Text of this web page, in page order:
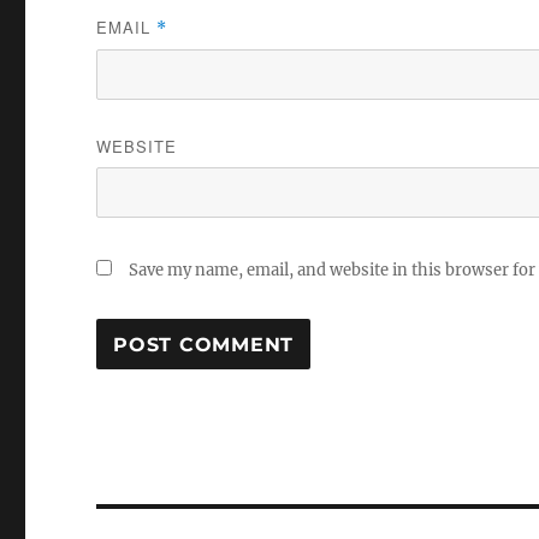
EMAIL *
WEBSITE
Save my name, email, and website in this browser